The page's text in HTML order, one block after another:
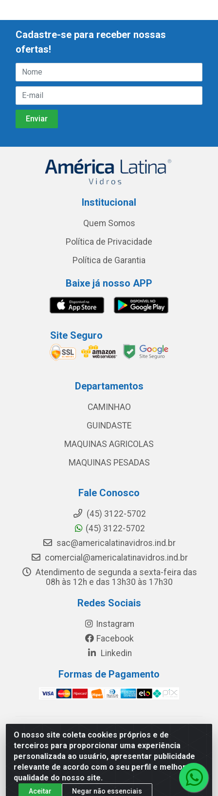
O nosso site coleta cookies próprios e de
terceiros para proporcionar uma experiência
personalizada ao usuário, apresentar publicidade
relevante de acordo com o seu perfil e melhorar a
qualidade do nosso site.
Aceitar Negar não essenciais
Cadastre-se para receber nossas
ofertas!
Institucional
Quem Somos
Política de Privacidade
Política de Garantia
Baixe já nosso APP
Site Seguro
Departamentos
CAMINHAO
GUINDASTE
MAQUINAS AGRICOLAS
MAQUINAS PESADAS
Fale Conosco
(45) 3122-5702
(45) 3122-5702
sac@americalatinavidros.ind.br
comercial@americalatinavidros.ind.br
Atendimento de segunda a sexta-feira das
08h às 12h e das 13h30 às 17h30
Redes Sociais
Instagram
Facebook
Linkedin
Formas de Pagamento
América Latina Indústria e Comércio de Vidros LTDA -
CNPJ 19.813.045/0001-03 - Rua Carlos Drummond de
Andrade, 151 Núcleo Industrial III – Cascavel/PR - CEP
85.811-530